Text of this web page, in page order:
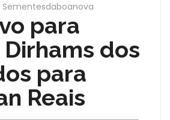
Sementesdaboanova
para
dos
para
Reais